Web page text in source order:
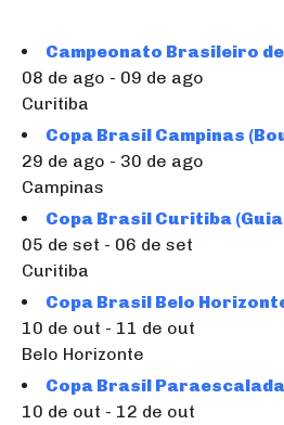
Campeonato Brasileiro
08 de ago - 09 de ago
Curitiba
Copa Brasil Campinas
29 de ago - 30 de ago
Campinas
Copa Brasil Curitiba
05 de set - 06 de set
Curitiba
Copa Brasil Belo
10 de out - 11 de out
Belo Horizonte
Copa Brasil
10 de out - 12 de out